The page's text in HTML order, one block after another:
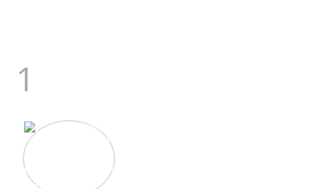
1
Константин
Сергеевич
строит дома